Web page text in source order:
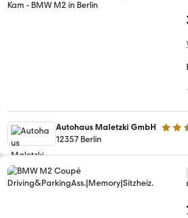
Autohaus Maletzki GmbH 4.9
12357 Berlin